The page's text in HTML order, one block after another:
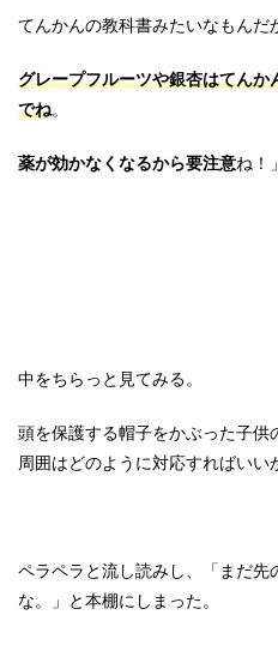
てんかんの教科書みたいなもんだ
グレープフルーツや銀杏はてん
でね。
薬が効かなくなるから要注意ね！」
中をちらっと見てみる。
頭を保護する帽子をかぶった子供
周囲はどのように対応すればいい
ペラペラと流し読みし、「まだ
な。」と本棚にしまった。